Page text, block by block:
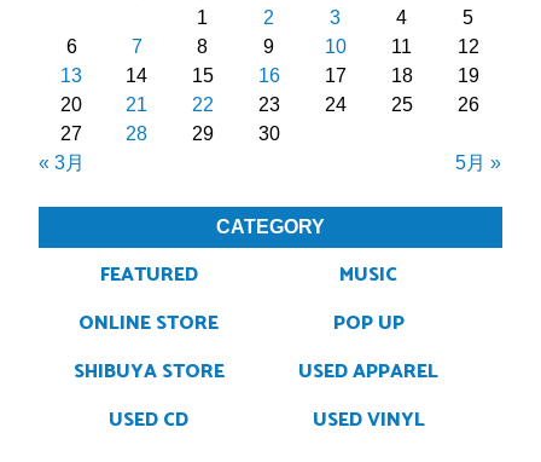
« 3月 5月 »
1 2 3 4
5
6
7 8 9 10 11
12
13
14 15 16 17 18
19
20
21 22 23 24 25
26
27
28 29 30
CATEGORY
FEATURED
MUSIC
ONLINE STORE
POP UP
SHIBUYA STORE
USED APPAREL
USED CD
USED VINYL